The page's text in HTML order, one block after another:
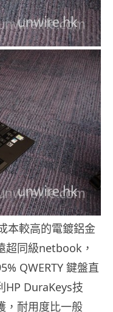
本較高的電鍍鋁金
超同級netbook，
QWERTY 鍵盤直
HP DuraKeys技
，耐用度比一般